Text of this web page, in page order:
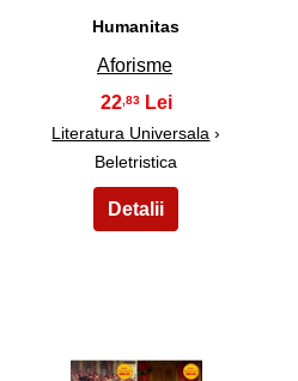
Humanitas
Aforisme
22 ,83
Literatura Universala ›
Beletristica